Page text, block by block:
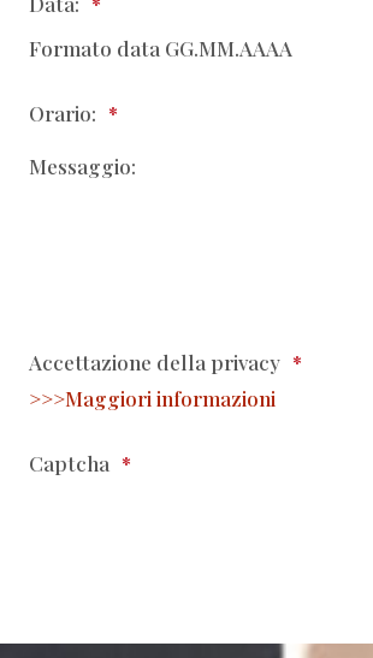
Formato data GG.MM.AAAA
Orario:
Messaggio:
Accettazione della privacy
>>>Maggiori informazioni
Captcha